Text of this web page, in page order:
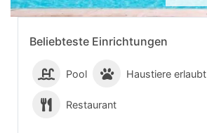
Beliebteste Einrichtungen
Pool Haustiere erlaubt
Restaurant